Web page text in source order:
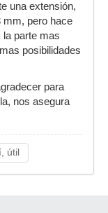
una extensión,
mm, pero hace
la parte mas
posibilidades
para
nos asegura
útil